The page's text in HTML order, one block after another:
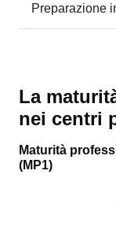
Preparazione
La
nei centri
Maturità
(MP1)